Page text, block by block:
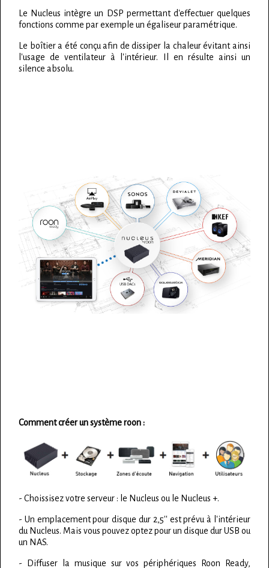
Le Nucleus intègre un DSP permettant d'effectuer quelques
fonctions comme par exemple un égaliseur paramétrique.
Le boîtier a été conçu afin de dissiper la chaleur évitant ainsi
l'usage de ventilateur à l'intérieur. Il en résulte ainsi un
silence absolu.
Comment créer un système roon :
- Choissisez votre serveur : le Nucleus ou le Nucleus +.
- Un emplacement pour disque dur 2,5'' est prévu à l'intérieur
du Nucleus. Mais vous pouvez optez pour un disque dur USB ou
un NAS.
- Diffuser la musique sur vos périphériques Roon Ready,